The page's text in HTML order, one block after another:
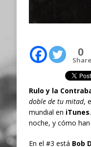
0
Rulo y la
doble de tu mitad,
mundial en iTunes
noche, y cómo
En el #3 está Bob